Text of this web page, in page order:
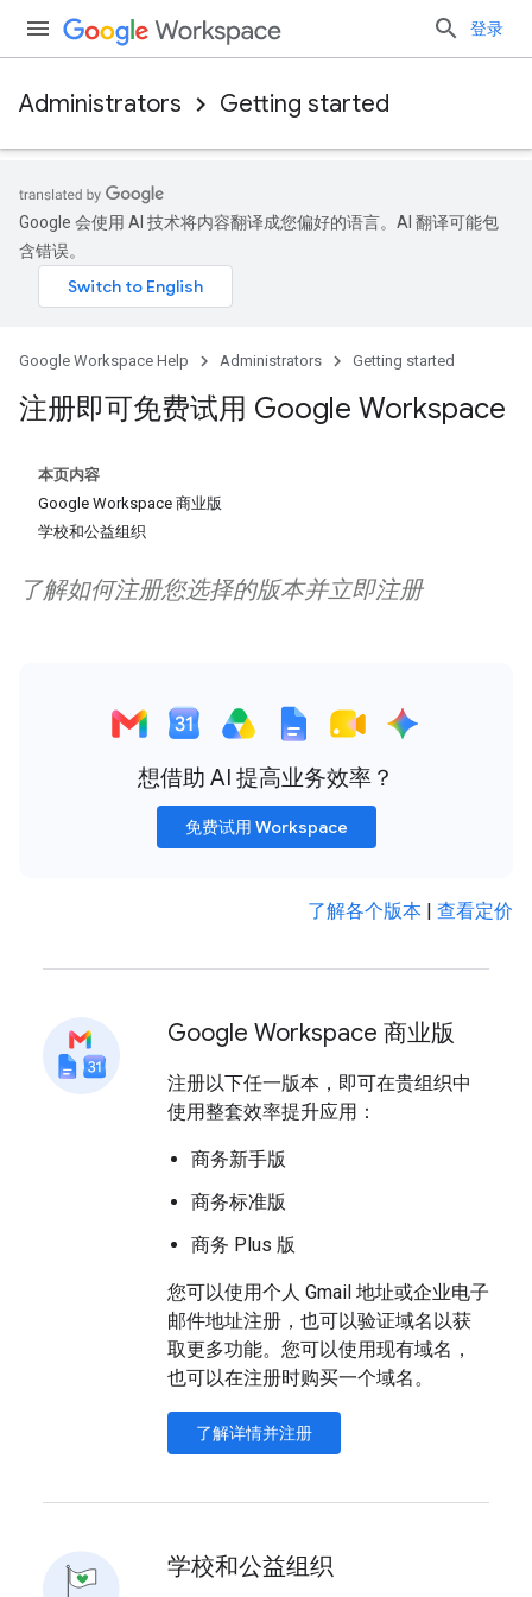
登录
Administrators Getting started
Google 会使用 AI 技术将内容翻译成您偏好的语言。AI 翻译可能包
含错误。
Google Workspace Help Administrators Getting started
注册即可免费试用 Google Workspace
本页内容
Google Workspace 商业版
学校和公益组织
了解如何注册您选择的版本并立即注册
想借助 AI 提高业务效率？
免费试用 Workspace
了解各个版本 | 查看定价
Google Workspace 商业版
注册以下任一版本，即可在贵组织中
使用整套效率提升应用：
商务新手版
商务标准版
商务 Plus 版
您可以使用个人 Gmail 地址或企业电子
邮件地址注册，也可以验证域名以获
取更多功能。您可以使用现有域名，
也可以在注册时购买一个域名。
了解详情并注册
学校和公益组织